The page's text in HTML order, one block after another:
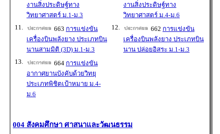
งานสิ่งประดิษฐ์ทาง
วิทยาศาสตร์ ม.1-ม.3
งานสิ่งประดิษฐ์ทาง
วิทยาศาสตร์ ม.4-ม.6
11.
663 การแข่งขัน
เครื่องบินพลังยาง ประเภทบิน
นานสามมิติ (3D) ม.1-ม.3
12. 662 การแข่งขัน
เครื่องบินพลังยาง ประเภทบิน
นาน ปล่อยอิสระ ม.1-ม.3
13.
664 การแข่งขัน
อากาศยานบังคับด้วยวิทยุ
ประเภทพิชิตเป้าหมาย ม.4-
ม.6
004 สังคมศึกษา ศาสนาและวัฒนธรรม